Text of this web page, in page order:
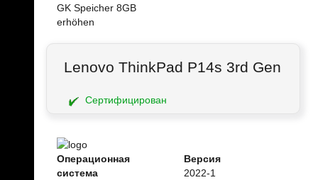
GK Speicher 8GB
erhöhen
Lenovo ThinkPad P14s 3rd Gen
Сертифицирован
Операционная
система
Версия
2022-1